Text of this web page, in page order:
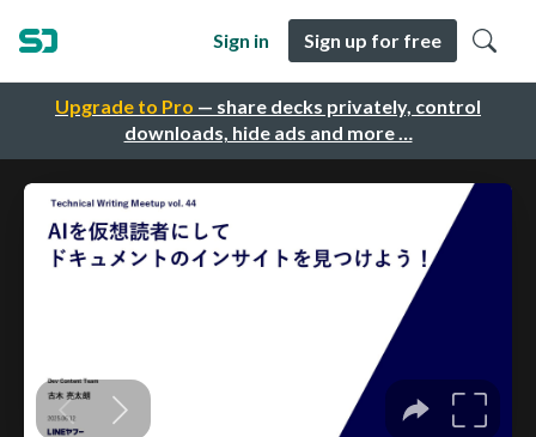
Upgrade to Pro — share decks privately, control
downloads, hide ads and more …
Sign in Sign up for free